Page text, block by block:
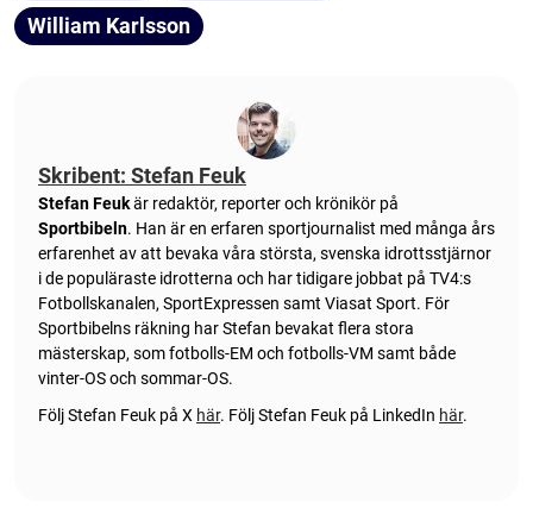
William Karlsson
Skribent: Stefan Feuk
Stefan Feukär redaktör, reporter och krönikör på
Sportbibeln. Han är en erfaren sportjournalist med många års
erfarenhet av att bevaka våra största, svenska idrottsstjärnor
i de populäraste idrotterna och har tidigare jobbat på TV4:s
Fotbollskanalen, SportExpressen samt Viasat Sport. För
Sportbibelns räkning har Stefan bevakat flera stora
mästerskap, som fotbolls-EM och fotbolls-VM samt både
vinter-OS och sommar-OS.
Följ Stefan Feuk på X här. Följ Stefan Feuk på LinkedIn här.